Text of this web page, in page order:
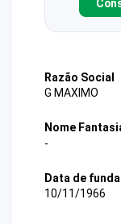
Razão Social
G MAXIMO
Nome
-
Data de
10/11/1966